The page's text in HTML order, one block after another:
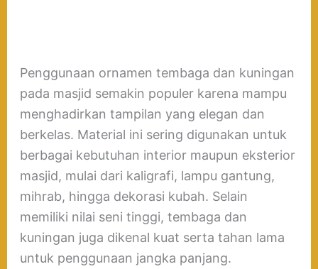
Penggunaan ornamen tembaga dan kuningan
pada masjid semakin populer karena mampu
menghadirkan tampilan yang elegan dan
berkelas. Material ini sering digunakan untuk
berbagai kebutuhan interior maupun eksterior
masjid, mulai dari kaligrafi, lampu gantung,
mihrab, hingga dekorasi kubah. Selain
memiliki nilai seni tinggi, tembaga dan
kuningan juga dikenal kuat serta tahan lama
untuk penggunaan jangka panjang.